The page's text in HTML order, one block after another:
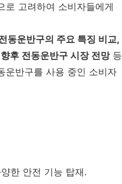
로 고려하여 소비자들에게
동운반구의 주요 특징 비교,
후 전동운반구 시장 전망등
운반구를 사용 중인 소비자
한 안전 기능 탑재.